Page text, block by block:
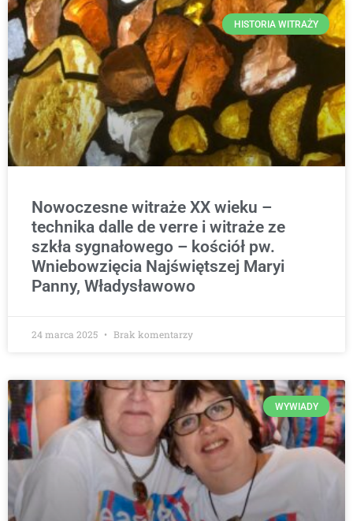
HISTORIA WITRAŻY
Nowoczesne witraże XX wieku –
technika dalle de verre i witraże ze
szkła sygnałowego – kościół pw.
Wniebowzięcia Najświętszej Maryi
Panny, Władysławowo
24 marca 2025 Brak komentarzy
WYWIADY